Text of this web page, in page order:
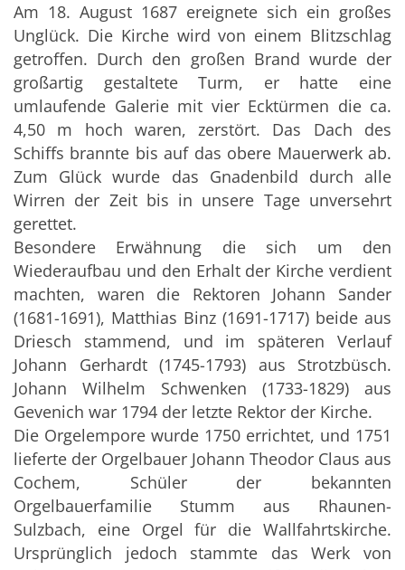
Am 18. August 1687 ereignete sich ein großes
Unglück. Die Kirche wird von einem Blitzschlag
getroffen. Durch den großen Brand wurde der
großartig gestaltete Turm, er hatte eine
umlaufende Galerie mit vier Ecktürmen die ca.
4,50 m hoch waren, zerstört. Das Dach des
Schiffs brannte bis auf das obere Mauerwerk ab.
Zum Glück wurde das Gnadenbild durch alle
Wirren der Zeit bis in unsere Tage unversehrt
gerettet.
Besondere Erwähnung die sich um den
Wiederaufbau und den Erhalt der Kirche verdient
machten, waren die Rektoren Johann Sander
(1681-1691), Matthias Binz (1691-1717) beide aus
Driesch stammend, und im späteren Verlauf
Johann Gerhardt (1745-1793) aus Strotzbüsch.
Johann Wilhelm Schwenken (1733-1829) aus
Gevenich war 1794 der letzte Rektor der Kirche.
Die Orgelempore wurde 1750 errichtet, und 1751
lieferte der Orgelbauer Johann Theodor Claus aus
Cochem, Schüler der bekannten
Orgelbauerfamilie Stumm aus Rhaunen-
Sulzbach, eine Orgel für die Wallfahrtskirche.
Ursprünglich jedoch stammte das Werk von